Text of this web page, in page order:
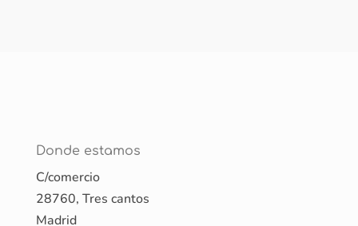
Donde estamos
C/comercio
28760, Tres cantos
Madrid